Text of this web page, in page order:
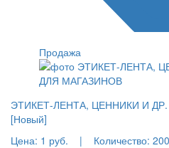
Продажа
ЭТИКЕТ-ЛЕНТА, ЦЕННИКИ И
[Новый]
Цена: 1 руб. | Количество: